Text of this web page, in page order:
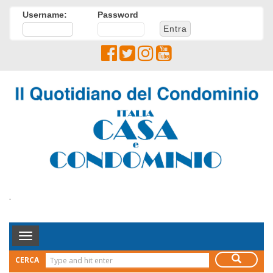
Username: Password
.
Toggle
Navigation
CERCA